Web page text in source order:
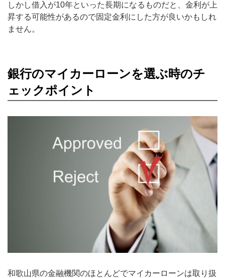
しかし借入が10年といった長期になるものだと、金利が上
昇する可能性があるので固定金利にした方が良いかもしれ
ません。
銀行のマイカーローンを選ぶ時のチ
ェックポイント
和歌山県の金融機関のほとんどでマイカーローンは取り扱